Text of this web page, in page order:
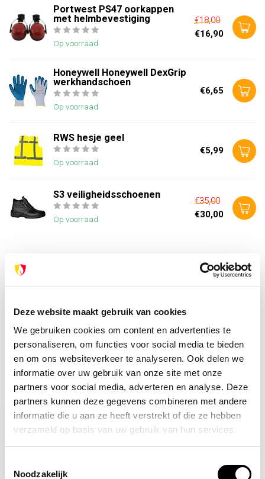
Deze website maakt gebruik van cookies
We gebruiken cookies om content en advertenties te
personaliseren, om functies voor social media te bieden
en om ons websiteverkeer te analyseren. Ook delen we
informatie over uw gebruik van onze site met onze
partners voor social media, adverteren en analyse. Deze
partners kunnen deze gegevens combineren met andere
informatie die u aan ze heeft verstrekt of die ze hebben
verzameld op basis van uw gebruik van hun services.
Noodzakelijk
Portwest PS47 oorkappen
met helmbevestiging
Op voorraad
€18,00
€16,90
Honeywell Honeywell DexGrip
werkhandschoen
Op voorraad
€6,65
RWS hesje geel
Op voorraad
€5,99
S3 veiligheidsschoenen
Op voorraad
€35,00
€30,00
Heb je vragen over dit product?
info@brandpreventie.be
+31 (0) 6 82095086
Recent bekeken